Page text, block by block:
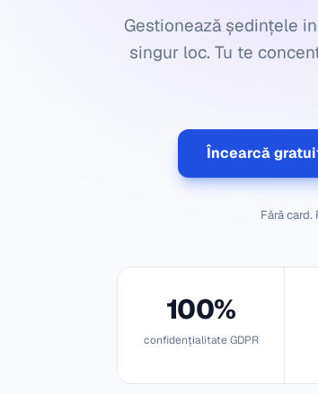
Gestionează ședințele
singur loc. Tu te
Încearcă
Fără card.
100%
confidențialitate GDPR